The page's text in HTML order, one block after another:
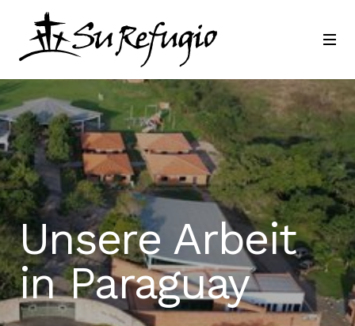
Schließ dich uns an
Kontakt
Sprache
Unsere Arbeit
in Paraguay